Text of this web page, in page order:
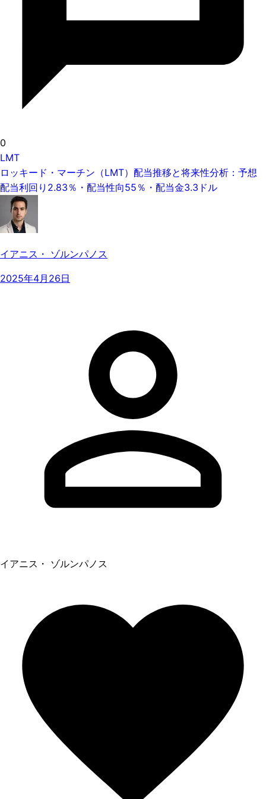
0
LMT
ロッキード・マーチン（LMT）配当推移と将来性分析：予想
配当利回り2.83％・配当性向55％・配当金3.3ドル
イアニス・ ゾルンパノス
2025年4月26日
イアニス・ ゾルンパノス